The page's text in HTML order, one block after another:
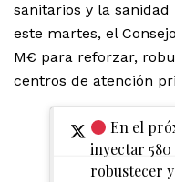
sanitarios y la
este martes, el
M€ para reforzar,
centros de atención
En el
inyectar
robustecer